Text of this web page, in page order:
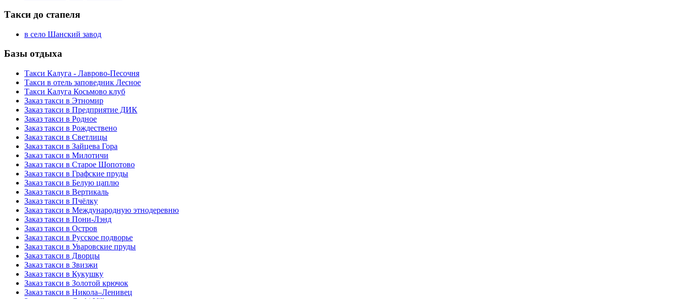
Такси до стапеля
в село Шанский завод
Базы отдыха
Такси Калуга - Лаврово-Песочня
Такси в отель заповедник Лесное
Такси Калуга Косьмово клуб
Заказ такси в Этномир
Заказ такси в Предприятие ДИК
Заказ такси в Родное
Заказ такси в Рождествено
Заказ такси в Светлицы
Заказ такси в Зайцева Гора
Заказ такси в Милотичи
Заказ такси в Старое Шопотово
Заказ такси в Графские пруды
Заказ такси в Белую цаплю
Заказ такси в Вертикаль
Заказ такси в Пчёлку
Заказ такси в Международную этнодеревню
Заказ такси в Пони-Лэнд
Заказ такси в Остров
Заказ такси в Русское подворье
Заказ такси в Уваровские пруды
Заказ такси в Дворцы
Заказ такси в Звизжи
Заказ такси в Кукушку
Заказ такси в Золотой крючок
Заказ такси в Никола–Ленивец